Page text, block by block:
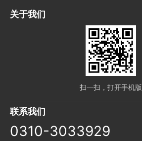
关于我们
扫一扫，打开手机版
联系我们
0310-3033929